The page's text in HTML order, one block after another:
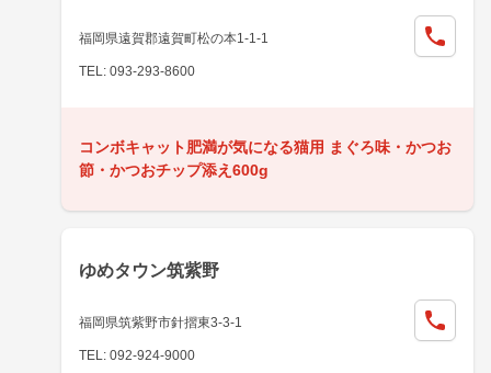
福岡県遠賀郡遠賀町松の本1-1-1
TEL: 093-293-8600
コンボキャット肥満が気になる猫用 まぐろ味・かつお
節・かつおチップ添え600g
ゆめタウン筑紫野
福岡県筑紫野市針摺東3-3-1
TEL: 092-924-9000